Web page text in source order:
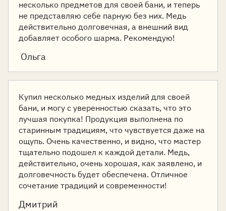
несколько предметов для своей бани, и теперь
не представляю себе парную без них. Медь
действительно долговечная, а внешний вид
добавляет особого шарма. Рекомендую!
Ольга
Купил несколько медных изделий для своей
бани, и могу с уверенностью сказать, что это
лучшая покупка! Продукция выполнена по
старинным традициям, что чувствуется даже на
ощупь. Очень качественно, и видно, что мастер
тщательно подошел к каждой детали. Медь,
действительно, очень хорошая, как заявлено, и
долговечность будет обеспечена. Отличное
сочетание традиций и современности!
Дмитрий